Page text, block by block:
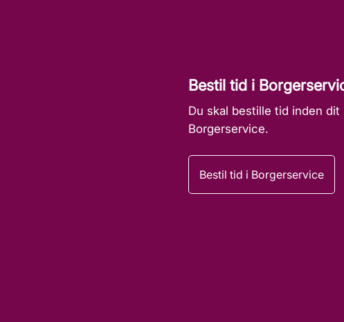
Bestil tid i
Du skal bestille tid inden dit
Borgerservice.
Bestil tid i Borgerservice